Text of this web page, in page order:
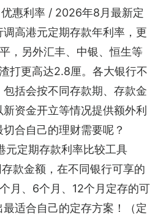
惠利率 / 2026年8月最新定
高港元定期存款年利率，更
，另外汇丰、中银、恒生等
打更高达2.8厘。各大银行不
括会按不同存款期、存款金
资金开立等情况提供额外利
合自己的理财需要呢？
元定期存款利率比较工具
款金额，在不同银行可享的
月、6个月、12个月定存的可
适合自己的定存方案！（定